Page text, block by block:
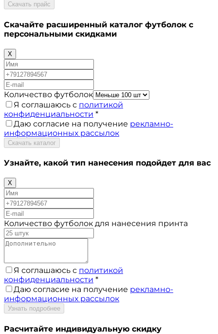
Скачать прайс
Скачайте расширенный каталог футболок с
персональными скидками
X
Количество футболок
Я соглашаюсь с политикой
конфиденциальности *
Даю согласие на получение рекламно-
информационных рассылок
Скачать каталог
Узнайте, какой тип нанесения подойдет для вас
X
Количество футболок для нанесения принта
Я соглашаюсь с политикой
конфиденциальности *
Даю согласие на получение рекламно-
информационных рассылок
Узнать подробнее
Расчитайте индивидуальную скидку